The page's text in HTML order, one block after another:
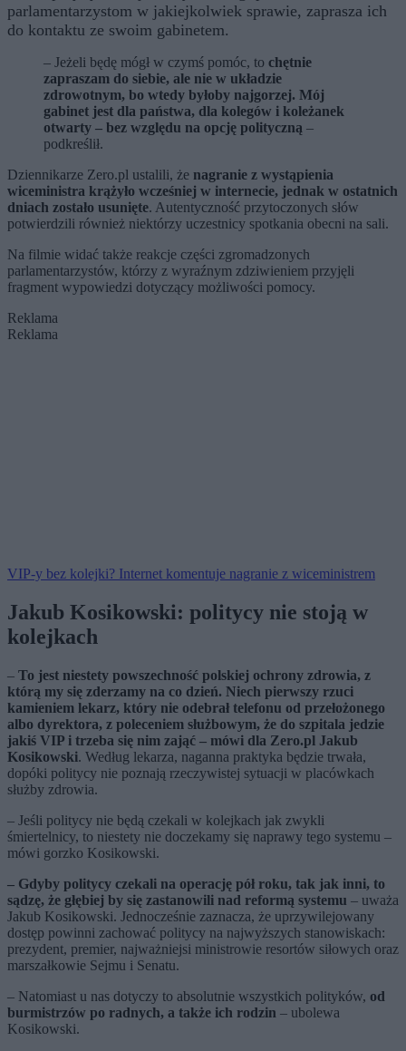
parlamentarzystom w jakiejkolwiek sprawie, zaprasza ich
do kontaktu ze swoim gabinetem.
– Jeżeli będę mógł w czymś pomóc, to chętnie
zapraszam do siebie, ale nie w układzie
zdrowotnym, bo wtedy byłoby najgorzej. Mój
gabinet jest dla państwa, dla kolegów i koleżanek
otwarty – bez względu na opcję polityczną –
podkreślił.
Dziennikarze Zero.pl ustalili, że nagranie z wystąpienia
wiceministra krążyło wcześniej w internecie, jednak w ostatnich
dniach zostało usunięte. Autentyczność przytoczonych słów
potwierdzili również niektórzy uczestnicy spotkania obecni na sali.
Na filmie widać także reakcje części zgromadzonych
parlamentarzystów, którzy z wyraźnym zdziwieniem przyjęli
fragment wypowiedzi dotyczący możliwości pomocy.
Reklama
Reklama
VIP-y bez kolejki? Internet komentuje nagranie z wiceministrem
Jakub Kosikowski: politycy nie stoją w
kolejkach
– To jest niestety powszechność polskiej ochrony zdrowia, z
którą my się zderzamy na co dzień. Niech pierwszy rzuci
kamieniem lekarz, który nie odebrał telefonu od przełożonego
albo dyrektora, z poleceniem służbowym, że do szpitala jedzie
jakiś VIP i trzeba się nim zająć – mówi dla Zero.pl Jakub
Kosikowski. Według lekarza, naganna praktyka będzie trwała,
dopóki politycy nie poznają rzeczywistej sytuacji w placówkach
służby zdrowia.
– Jeśli politycy nie będą czekali w kolejkach jak zwykli
śmiertelnicy, to niestety nie doczekamy się naprawy tego systemu –
mówi gorzko Kosikowski.
– Gdyby politycy czekali na operację pół roku, tak jak inni, to
sądzę, że głębiej by się zastanowili nad reformą systemu – uważa
Jakub Kosikowski. Jednocześnie zaznacza, że uprzywilejowany
dostęp powinni zachować politycy na najwyższych stanowiskach:
prezydent, premier, najważniejsi ministrowie resortów siłowych oraz
marszałkowie Sejmu i Senatu.
– Natomiast u nas dotyczy to absolutnie wszystkich polityków, od
burmistrzów po radnych, a także ich rodzin – ubolewa
Kosikowski.